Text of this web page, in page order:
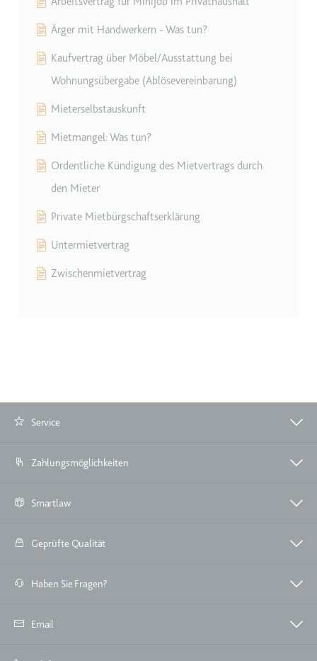
Zweck:
Wird verwendet, um die
eingebetteten Inhalten zu
verfolgen.
Ablauf:
Beständig
Ärger mit Handwerkern - Was tun?
Kaufvertrag über Möbel/Ausstattung bei
Wohnungsübergabe (Ablösevereinbarung)
Mieterselbstauskunft
Mietmangel: Was tun?
Ordentliche Kündigung des Mietvertrags durch
den Mieter
Private Mietbürgschaftserklärung
Untermietvertrag
Zwischenmietvertrag
Service
Zahlungsmöglichkeiten
Smartlaw
Geprüfte Qualität
Haben Sie Fragen?
Email